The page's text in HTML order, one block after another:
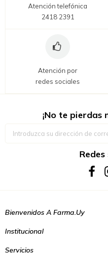
Atención telefónica
2418 2391
Atención por
redes sociales
¡No te
Bienvenidos A Farma.uy
Institucional
Servicios